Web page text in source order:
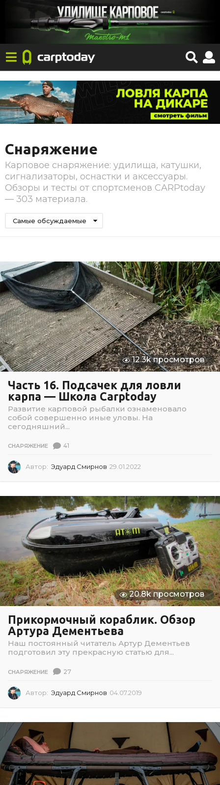
Снаряжение
Карповое снаряжение: удилища, катушки,
сигнализаторы, оснастки и аксессуары.
Обзоры и тесты от спортсменов CARPtoday
— 303 материала.
Самые обсуждаемые
12.3k просмотров
Часть 16. Подсачек для ловли
карпа — Школа Carptoday
Развитие карповой рыбалки ознаменовало
собой совершенно иные уловы. На
сегодняшний...
СНАРЯЖЕНИЕ 41
Автор: Эдуард Смирнов 29.01.2022
0
1
.
2
0
2
20.8k просмотров
Прикормочный кораблик. Обзор
Артура Дементьева
Наш постоянный читатель Артур Дементьев
подготовил эту прекрасную статью для...
СНАРЯЖЕНИЕ 27
Автор: Эдуард Смирнов 04.07.2019
0
2
0
1
9